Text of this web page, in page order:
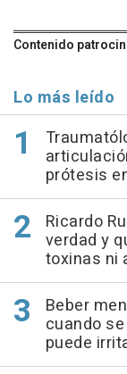
Contenido
Lo más leído
prótesis
Ricardo
verdad y
toxinas ni
Beber
cuando
puede